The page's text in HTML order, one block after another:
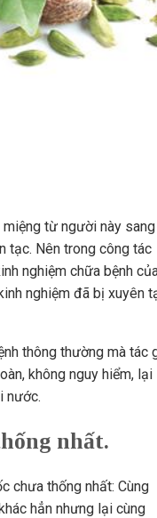
từ người này sang
tạc. Nên trong công tác
nghiệm chữa bệnh
nghiệm đã bị xuyên
thông thường mà tác
không nguy hiểm, lại
nước.
nhất.
chưa thống nhất: Cùng
hẳn nhưng lại cùng